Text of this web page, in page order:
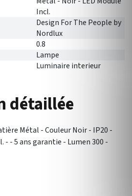
Incl.
Design For The People by
Nordlux
0.8
Lampe
Luminaire interieur
détaillée
Métal - Couleur Noir - IP20 -
- - 5 ans garantie - Lumen 300 -